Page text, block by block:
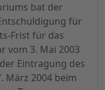
bat der
für
Frist für das
vom 3. Mai 2003
Eintragung des
März 2004 beim